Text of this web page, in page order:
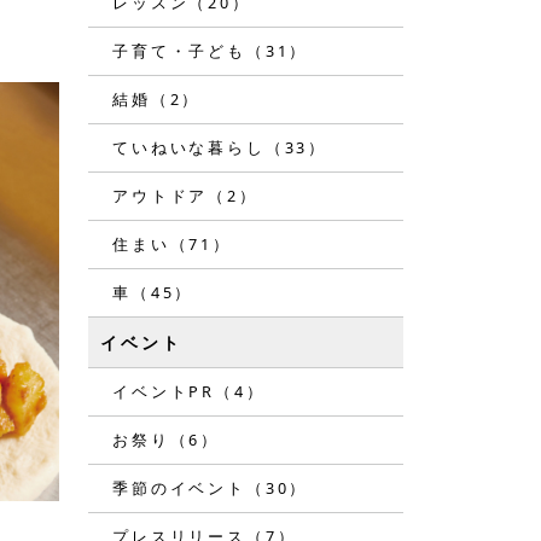
子育て・子ども（31）
結婚（2）
ていねいな暮らし（33）
アウトドア（2）
住まい（71）
車（45）
イベント
イベントPR（4）
お祭り（6）
季節のイベント（30）
プレスリリース（7）